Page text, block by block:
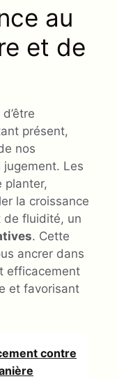
au
et de
présent,
nos
Les
planter,
la croissance
de fluidité, un
. Cette
ancrer dans
efficacement
et favorisant
contre